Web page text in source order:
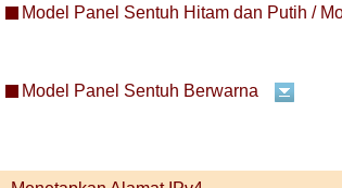
Model Panel Sentuh Hitam dan Putih /
Model Panel Sentuh Berwarna